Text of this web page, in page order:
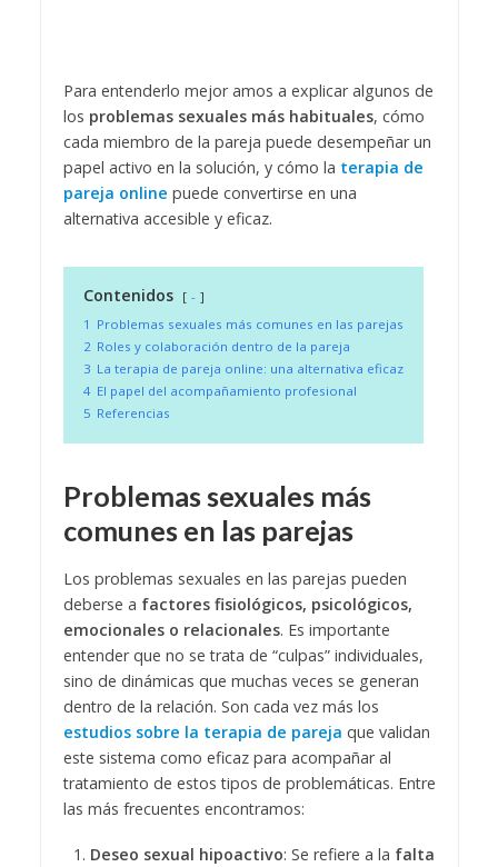
Para entenderlo mejor amos a explicar algunos de
los problemas sexuales más habituales, cómo
cada miembro de la pareja puede desempeñar un
papel activo en la solución, y cómo la terapia de
pareja online puede convertirse en una
alternativa accesible y eficaz.
Contenidos
-
1 Problemas sexuales más comunes en las parejas
2 Roles y colaboración dentro de la pareja
3 La terapia de pareja online: una alternativa eficaz
4 El papel del acompañamiento profesional
5 Referencias
Problemas sexuales más
comunes en las parejas
Los problemas sexuales en las parejas pueden
deberse a factores fisiológicos, psicológicos,
emocionales o relacionales. Es importante
entender que no se trata de “culpas” individuales,
sino de dinámicas que muchas veces se generan
dentro de la relación. Son cada vez más los
estudios sobre la terapia de pareja que validan
este sistema como eficaz para acompañar al
tratamiento de estos tipos de problemáticas. Entre
las más frecuentes encontramos:
Deseo sexual hipoactivo: Se refiere a la falta